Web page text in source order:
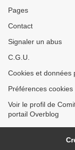
Pages
Contact
Signaler un abus
C.G.U.
Cookies et données
Préférences cookies
Voir le profil de
portail Overblog